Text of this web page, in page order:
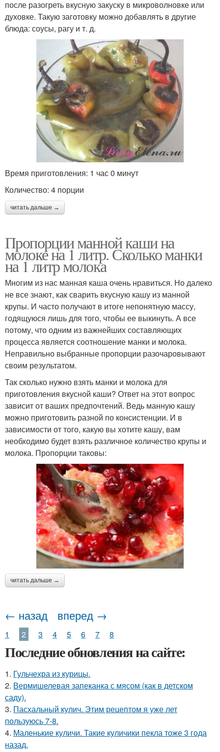
после разогреть вкусную закуску в микроволновке или
духовке. Такую заготовку можно добавлять в другие
блюда: соусы, рагу и т. д.
Время приготовления: 1 час 0 минут
Количество: 4 порции
читать дальше →
Пропорции манной каши на
молоке на 1 литр. Сколько манки
на 1 литр молока
Многим из нас манная каша очень нравиться. Но далеко
не все знают, как сварить вкусную кашу из манной
крупы. И часто получают в итоге непонятную массу,
годящуюся лишь для того, чтобы ее выкинуть. А все
потому, что одним из важнейших составляющих
процесса является соотношение манки и молока.
Неправильно выбранные пропорции разочаровывают
своим результатом.
Так сколько нужно взять манки и молока для
приготовления вкусной каши? Ответ на этот вопрос
зависит от ваших предпочтений. Ведь манную кашу
можно приготовить разной по консистенции. И в
зависимости от того, какую вы хотите кашу, вам
необходимо будет взять различное количество крупы и
молока. Пропорции таковы:
читать дальше →
← назад вперед →
1 2 3 4 5 6 7 8
Последние обновления на сайте:
1. Гульчехра из курицы.
2. Вермишелевая запеканка с мясом (как в детском
саду).
3. Пасхальный кулич. Этим рецептом я уже лет
пользуюсь 7-8.
4. Маленькие куличи. Такие куличики пекла тоже 3 года
назад.